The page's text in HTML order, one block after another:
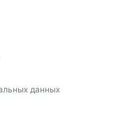
данных